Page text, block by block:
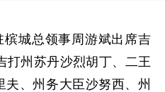
槟城总领事周游斌出席吉
打州苏丹沙烈胡丁、二王
、州务大臣沙努西、州